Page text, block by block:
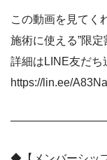
この動画を見てく
施術に使える”限定
詳細はLINE友だ
https://lin.ee/